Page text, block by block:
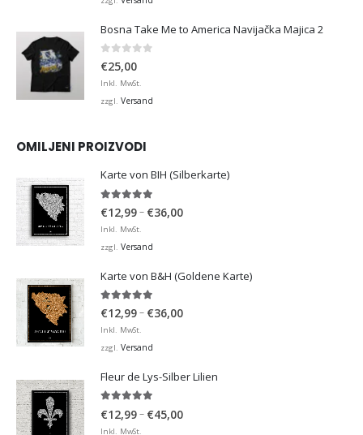
Bosna Take Me to America Navijačka Majica 2
0 von 5
€25,00
Inkl. MwSt.
zzgl. Versand
OMILJENI PROIZVODI
Karte von BIH (Silberkarte)
€12,99– €36,00Preisspanne:
Inkl. MwSt.
zzgl. Versand
Karte von B&H (Goldene Karte)
4.98von 5
€12,99– €36,00Preisspanne:
Inkl. MwSt.
zzgl. Versand
Fleur de Lys-Silber Lilien
€12,99– €45,00Preisspanne:
Inkl. MwSt.